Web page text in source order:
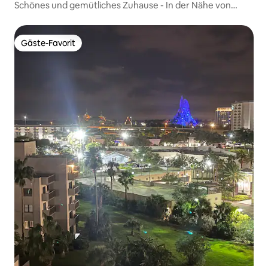
Schönes und gemütliches Zuhause - In der Nähe von
Gäste-Favorit
Gäste-Favorit